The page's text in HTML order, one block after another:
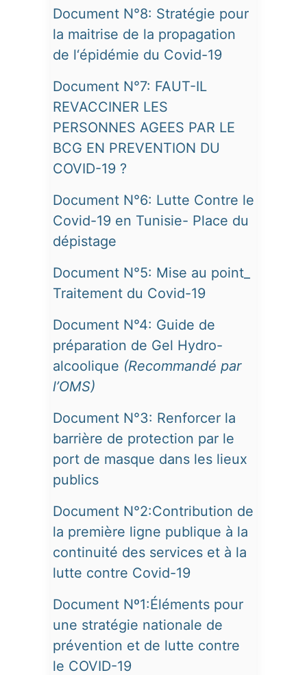
Document N°8: Stratégie pour
la maitrise de la propagation
de l‘épidémie du Covid-19
Document N°7: FAUT-IL
REVACCINER LES
PERSONNES AGEES PAR LE
BCG EN PREVENTION DU
COVID-19 ?
Document N°6: Lutte Contre le
Covid-19 en Tunisie- Place du
dépistage
Document N°5: Mise au point_
Traitement du Covid-19
Document N°4: Guide de
préparation de Gel Hydro-
alcoolique (Recommandé par
l’OMS)
Document N°3: Renforcer la
barrière de protection par le
port de masque dans les lieux
publics
Document N°2:Contribution de
la première ligne publique à la
continuité des services et à la
lutte contre Covid-19
Document Nº1:Éléments pour
une stratégie nationale de
prévention et de lutte contre
le COVID-19